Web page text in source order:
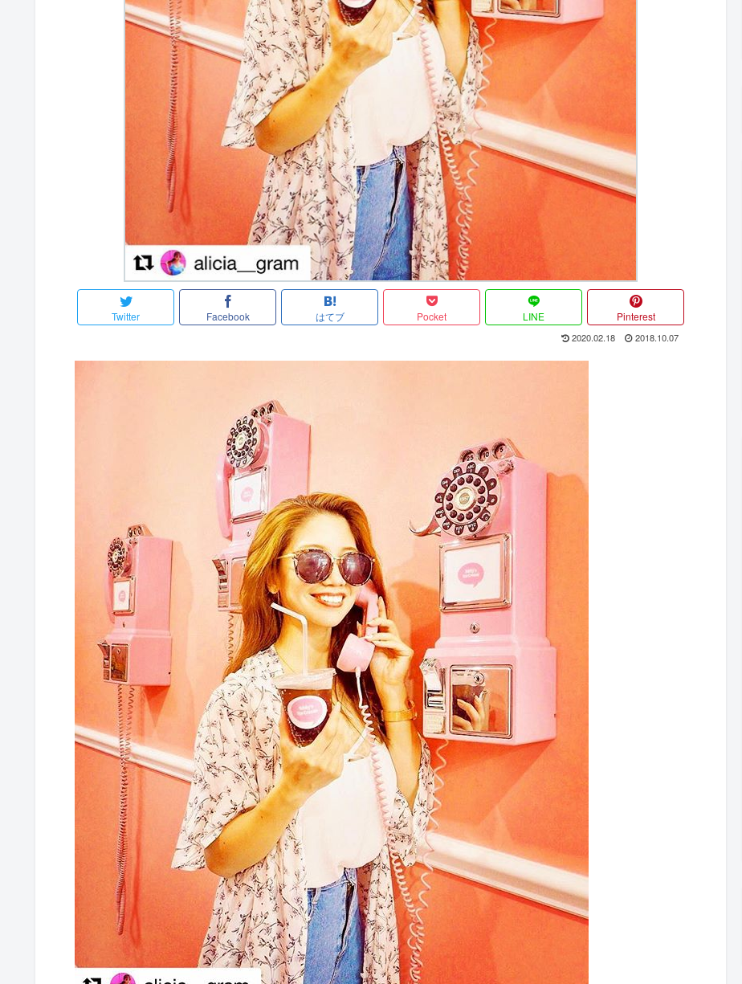
Twitter Facebook はてブ Pocket LINE Pinterest
2020.02.18 2018.10.07